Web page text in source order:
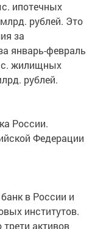
ипотечных
рублей. Это
за
январь-февраль
жилищных
рублей.
России.
Федерации
в России и
институтов.
активов